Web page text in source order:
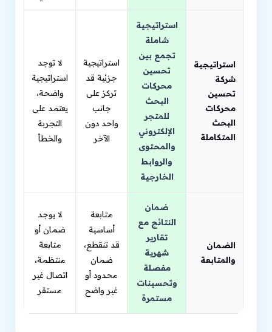
استراتيجية
شركة
تحسين
محركات
البحث
المتكاملة
استراتيجية
شاملة
تجمع بين
تحسين
محركات
البحث
للمتجر
الإلكتروني
والمحتوى
والروابط
الخارجية
استراتيجية
جزئية قد
تركز على
جانب
واحد دون
الآخر
لا توجد
استراتيجية
واضحة،
يعتمد على
التجربة
والخطأ
الضمان
والمتابعة
ضمان
النتائج مع
تقارير
شهرية
مفصلة
وتحسينات
مستمرة
متابعة
أساسية
قد تنقطع،
ضمان
محدود أو
غير واضح
لا يوجد
ضمان أو
متابعة
منتظمة،
اتصال غير
مستقر